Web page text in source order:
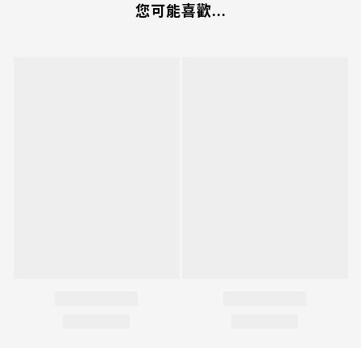
您可能喜歡...